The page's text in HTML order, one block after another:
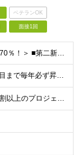
ベテランOK
面接1回
＜完全未経験OK！文系出身者70％！＞ ■第二新卒歓迎 ■学歴・経歴不問・社会人未経験もOK ■20代を中心に活躍中◎ ★☆先輩たちの前職☆★ 元アパレルスタッフや塾講師、介護士、事務、営業など社員
＼平均年収517万円！入社5年目まで毎年必ず昇給／ ■賞与年3回 ■年収800万円以上も可 ■入社3年以上の平均年収469.2万円 月給23万2000円以上＋賞与年3回＋各種手当 ☆入社5年目まで最
【研修中は完全在宅勤務】 ■7割以上のプロジェクトでリモートワークを導入 ■一都三県のプロジェクト先 ■転居を伴う転勤なし ＜プロジェクト先＞ 東京・神奈川・千葉・埼玉でのプロジェクト先にて勤務いた